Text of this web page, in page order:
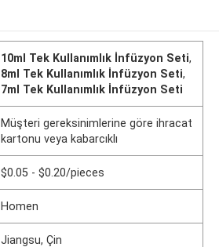
10ml Tek Kullanımlık İnfüzyon Seti,
8ml Tek Kullanımlık İnfüzyon Seti,
7ml Tek Kullanımlık İnfüzyon Seti
Müşteri gereksinimlerine göre ihracat
kartonu veya kabarcıklı
$0.05 - $0.20/pieces
Homen
Jiangsu, Çin